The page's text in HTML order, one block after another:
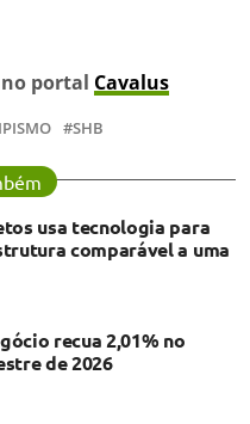
no portal Cavalus
SHB
usa tecnologia para
comparável a uma
recua 2,01% no
de 2026